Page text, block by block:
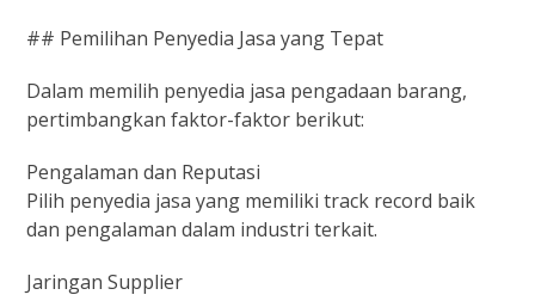
## Pemilihan Penyedia Jasa yang Tepat
Dalam memilih penyedia jasa pengadaan barang,
pertimbangkan faktor-faktor berikut:
Pengalaman dan Reputasi
Pilih penyedia jasa yang memiliki track record baik
dan pengalaman dalam industri terkait.
Jaringan Supplier